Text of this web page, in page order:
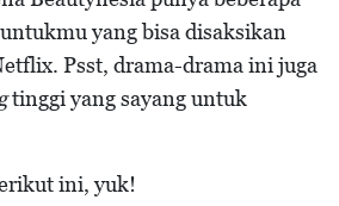
yang bisa disaksikan
Psst, drama-drama ini juga
tinggi yang sayang untuk
ini, yuk!